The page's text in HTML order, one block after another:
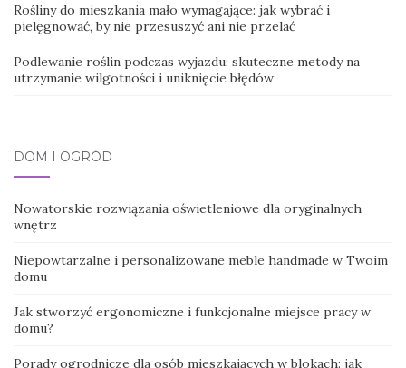
Rośliny do mieszkania mało wymagające: jak wybrać i
pielęgnować, by nie przesuszyć ani nie przelać
Podlewanie roślin podczas wyjazdu: skuteczne metody na
utrzymanie wilgotności i uniknięcie błędów
DOM I OGRÓD
Nowatorskie rozwiązania oświetleniowe dla oryginalnych
wnętrz
Niepowtarzalne i personalizowane meble handmade w Twoim
domu
Jak stworzyć ergonomiczne i funkcjonalne miejsce pracy w
domu?
Porady ogrodnicze dla osób mieszkających w blokach: jak